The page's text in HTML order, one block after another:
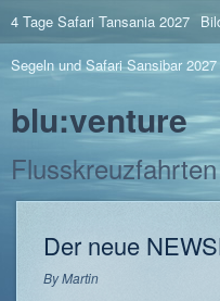
4 Tage Safari Tansania 2027
Segeln und Safari Sansibar 2027
blu:venture
Der neue
ByMartin